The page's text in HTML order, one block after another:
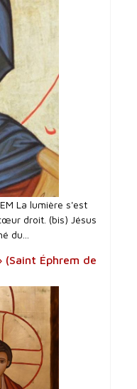
La lumière s'est
droit. (bis) Jésus
du...
Éphrem de